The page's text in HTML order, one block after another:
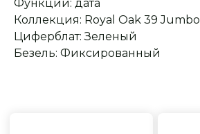
Функции: дата
Коллекция: Royal Oak 39 Jumbo
Циферблат: Зеленый
Безель: Фиксированный